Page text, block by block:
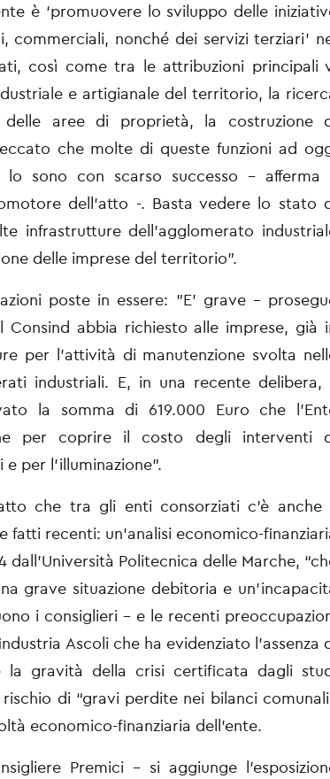
è ‘promuovere lo sviluppo delle
commerciali, nonché dei servizi terziari’
così come tra le attribuzioni principali
e artigianale del territorio, la
delle aree di proprietà, la costruzione
che molte di queste funzioni ad
lo sono con scarso successo – afferma
dell’atto -. Basta vedere lo stato
infrastrutture dell’agglomerato
delle imprese del territorio”.
poste in essere: "E’ grave –
Consind abbia richiesto alle imprese, già
per l’attività di manutenzione svolta
industriali. E, in una recente delibera,
la somma di 619.000 Euro che
per coprire il costo degli interventi
e per l’illuminazione”.
che tra gli enti consorziati c’è anche
fatti recenti: un’analisi economico-
dall’Università Politecnica delle Marche,
grave situazione debitoria e
i consiglieri - e le recenti
Ascoli che ha evidenziato l’assenza
la gravità della crisi certificata dagli
rischio di “gravi perdite nei bilanci
economico-finanziaria dell’ente.
Premici - si aggiunge